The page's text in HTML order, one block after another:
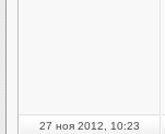
27 ноя 2012, 10:23